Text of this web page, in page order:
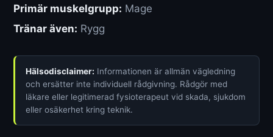
Primär muskelgrupp: Mage
Tränar även: Rygg
Hälsodisclaimer: Informationen är allmän vägledning
och ersätter inte individuell rådgivning. Rådgör med
läkare eller legitimerad fysioterapeut vid skada, sjukdom
eller osäkerhet kring teknik.